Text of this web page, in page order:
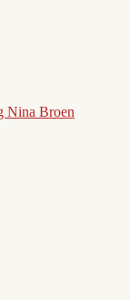
Nina Broen